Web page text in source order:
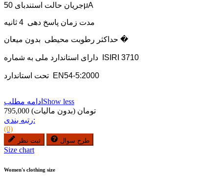
جریان حالت استندبای 50μA
مدت زمان پاسخ دهی 4 ثانیه
حداکثر رطوبت محیطی بدون میعان �
دارای استاندارد ملی به شماره ISIRI 3710
تحت استاندارد EN54-5:2000
ادامه مطلب Show less
795,000 تومان (بدون مالیات)
رتبه بندی:
(0)
ثبت نظر طرح سوال
Size chart
Women's clothing size